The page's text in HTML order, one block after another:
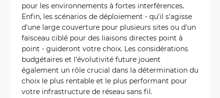
pour les environnements à fortes interférences.
Enfin, les scénarios de déploiement - qu'il s'agisse
d'une large couverture pour plusieurs sites ou d'un
faisceau ciblé pour des liaisons directes point à
point - guideront votre choix. Les considérations
budgétaires et l'évolutivité future jouent
également un rôle crucial dans la détermination du
choix le plus rentable et le plus performant pour
votre infrastructure de réseau sans fil.